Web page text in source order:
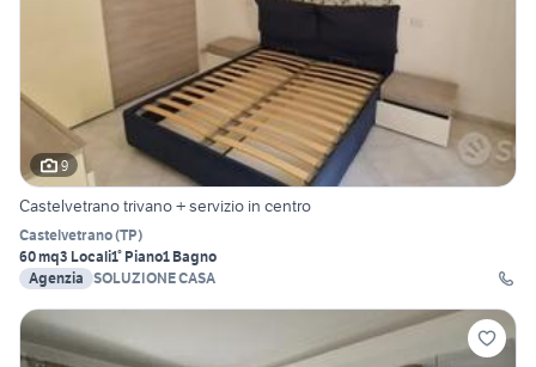
9
Castelvetrano trivano + servizio in centro
Castelvetrano(TP)
60 mq3 Locali1° Piano1 Bagno
Agenzia SOLUZIONE CASA